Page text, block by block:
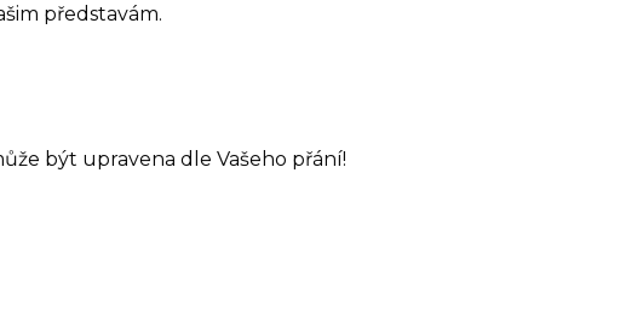
představám.
být upravena dle Vašeho přání!